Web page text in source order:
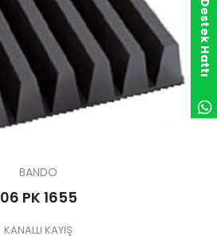
BANDO
06 PK 1655
KANALLI KAYIŞ